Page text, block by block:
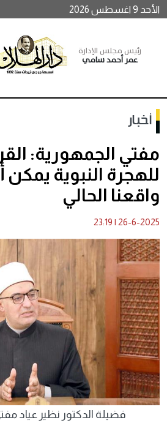
الأحد 9 اغسطس 2026
رئيس مجلس الإدارة
عمر أحمد سامي
أخبار
مفتي الجمهورية:
للهجرة النبوية يمكن
واقعنا الحالي
26-6-2025
|
23:19
فضيلة الدكتور نظير عياد